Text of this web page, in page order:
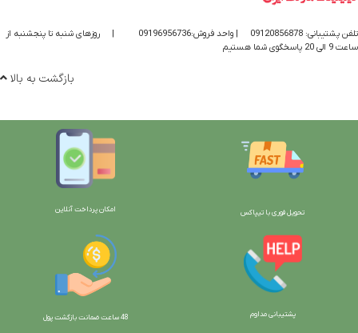
تلفن پشتیبانی: 09120856878 | واحد فروش:09196956736
روزهای شنبه تا پنجشنبه از
ساعت 9 الی 20 پاسخگوی شما هستیم
بازگشت به بالا
تحویل فوری با تیپاکس امکان پرداخت آنلاین
پشتیبانی مداوم 48 ساعت ضمانت بازگش ت پول